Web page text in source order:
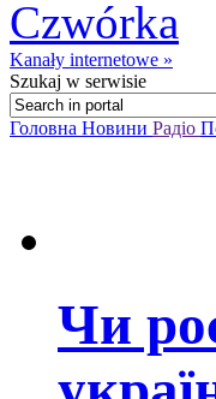
Kanały internetowe »
Szukaj w serwisie
Головна Новини Радіо
Чи